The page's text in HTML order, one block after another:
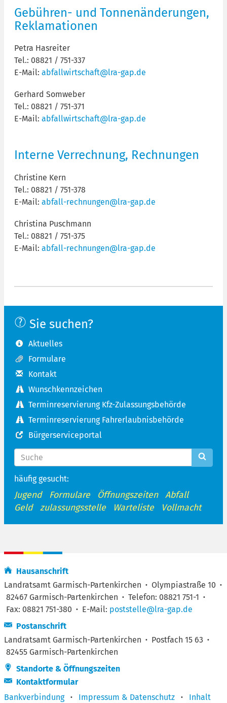
Gebühren- und Tonnenänderungen,
Reklamationen
Petra Hasreiter
Tel.: 08821 / 751-337
E-Mail: abfallwirtschaft@lra-gap.de
Gerhard Somweber
Tel.: 08821 / 751-371
E-Mail: abfallwirtschaft@lra-gap.de
Interne Verrechnung, Rechnungen
Christine Kern
Tel.: 08821 / 751-378
E-Mail: abfall-rechnungen@lra-gap.de
Christina Puschmann
Tel.: 08821 / 751-375
E-Mail: abfall-rechnungen@lra-gap.de
Sie suchen?
Aktuelles
Formulare
Kontakt
Wunschkennzeichen
Terminreservierung Kfz-Zulassungsbehörde
Terminreservierung Fahrerlaubnisbehörde
Bürgerserviceportal
häufig gesucht:
Jugend Formulare Öffnungszeiten
Abfall
Geld
zulassungsstelle Warteliste Vollmacht
Hausanschrift
Landratsamt Garmisch-Partenkirchen · Olympiastraße 10 ·
82467 Garmisch-Partenkirchen · Telefon: 08821 751-1 ·
Fax: 08821 751-380 · E-Mail: poststelle@lra-gap.de
Postanschrift
Landratsamt Garmisch-Partenkirchen · Postfach 15 63 ·
82455 Garmisch-Partenkirchen
Standorte & Öffnungszeiten
Kontaktformular
Bankverbindung
· Impressum & Datenschutz · Inhalt